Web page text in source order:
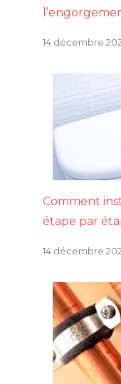
14 décembre
Comment
étape par
14 décembre